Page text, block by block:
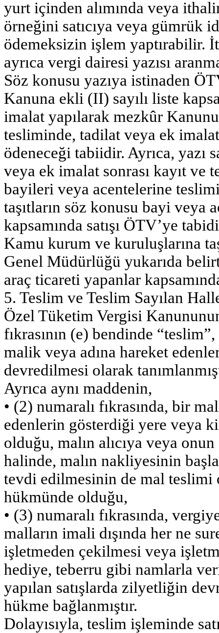
yurt içinden alımında veya
örneğini satıcıya veya gümrük
ödemeksizin işlem yaptırabilir.
ayrıca vergi dairesi yazısı
Söz konusu yazıya istinaden
Kanuna ekli (II) sayılı liste
imalat yapılarak mezkûr
tesliminde, tadilat veya ek
ödeneceği tabiidir. Ayrıca, yazı
veya ek imalat sonrası kayıt ve
bayileri veya acentelerine
taşıtların söz konusu bayi veya
kapsamında satışı ÖTV’ye
Kamu kurum ve kuruluşlarına
Genel Müdürlüğü yukarıda
araç ticareti yapanlar
5. Teslim ve Teslim Sayılan
Özel Tüketim Vergisi
fıkrasının (e) bendinde
malik veya adına hareket
devredilmesi olarak
Ayrıca aynı maddenin,
• (2) numaralı fıkrasında, bir
edenlerin gösterdiği yere veya
olduğu, malın alıcıya veya
halinde, malın nakliyesinin
tevdi edilmesinin de mal teslimi
hükmünde olduğu,
• (3) numaralı fıkrasında,
malların imali dışında her ne
işletmeden çekilmesi veya
hediye, teberru gibi namlarla
yapılan satışlarda zilyetliğin
hükme bağlanmıştır.
Dolayısıyla, teslim işleminde